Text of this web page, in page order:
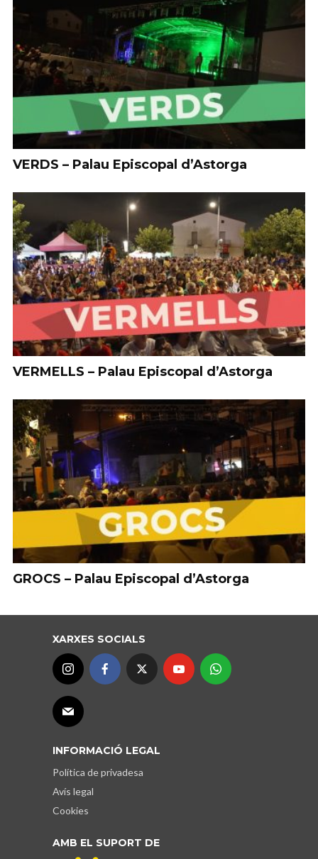
VERDS – Palau Episcopal d’Astorga
VERMELLS – Palau Episcopal d’Astorga
GROCS – Palau Episcopal d’Astorga
XARXES SOCIALS
INFORMACIÓ LEGAL
Política de privadesa
Avís legal
Cookies
AMB EL SUPORT DE